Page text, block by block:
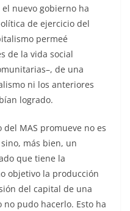
nuevo gobierno ha
de ejercicio del
permeé
de la vida social
de una
ni los anteriores
logrado.
MAS promueve no es
más bien, un
que tiene la
objetivo la producción
del capital de una
pudo hacerlo. Esto ha